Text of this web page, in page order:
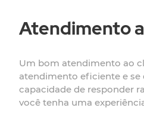
Atendimento
Um bom atendimento ao
atendimento eficiente e se
capacidade de responder
você tenha uma